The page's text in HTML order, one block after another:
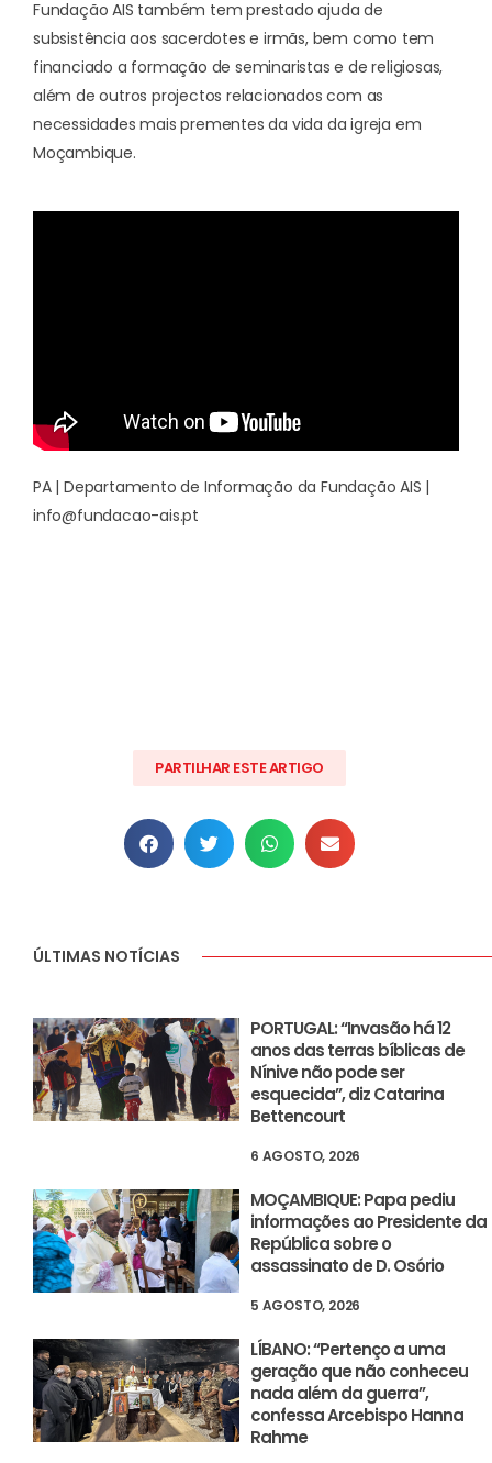
Fundação AIS também tem prestado ajuda de
subsistência aos sacerdotes e irmãs, bem como tem
financiado a formação de seminaristas e de religiosas,
além de outros projectos relacionados com as
necessidades mais prementes da vida da igreja em
Moçambique.
PA | Departamento de Informação da Fundação AIS |
info@fundacao-ais.pt
PARTILHAR ESTE ARTIGO
ÚLTIMAS NOTÍCIAS
PORTUGAL: “Invasão há 12
anos das terras bíblicas de
Nínive não pode ser
esquecida”, diz Catarina
Bettencourt
6 AGOSTO, 2026
MOÇAMBIQUE: Papa pediu
informações ao Presidente da
República sobre o
assassinato de D. Osório
5 AGOSTO, 2026
LÍBANO: “Pertenço a uma
geração que não conheceu
nada além da guerra”,
confessa Arcebispo Hanna
Rahme